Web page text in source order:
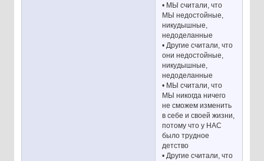
• МЫ считали, что
МЫ недостойные,
никудышные,
недоделанные
• Другие считали, что
они недостойные,
никудышные,
недоделанные
• МЫ считали, что
МЫ никогда ничего
не сможем изменить
в себе и своей жизни,
потому что у НАС
было трудное
детство
• Другие считали, что